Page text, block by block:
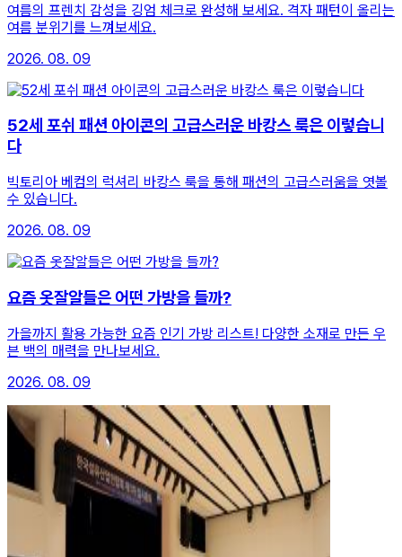
여름의 프렌치 감성을 깅엄 체크로 완성해 보세요. 격자 패턴이 올리는
여름 분위기를 느껴보세요.
2026. 08. 09
52세 포쉬 패션 아이콘의 고급스러운 바캉스 룩은 이렇습니
다
빅토리아 베컴의 럭셔리 바캉스 룩을 통해 패션의 고급스러움을 엿볼
수 있습니다.
2026. 08. 09
요즘 옷잘알들은 어떤 가방을 들까?
가을까지 활용 가능한 요즘 인기 가방 리스트! 다양한 소재로 만든 우
븐 백의 매력을 만나보세요.
2026. 08. 09